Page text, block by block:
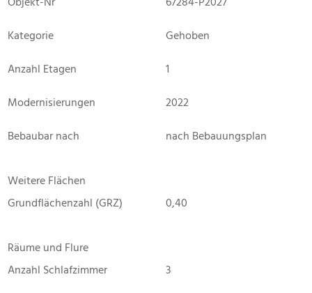
Kategorie
Gehoben
Anzahl Etagen
1
Modernisierungen
2022
Bebaubar nach
nach Bebauungsplan
Weitere Flächen
Grundflächenzahl (GRZ)
0,40
Räume und Flure
Anzahl Schlafzimmer
3